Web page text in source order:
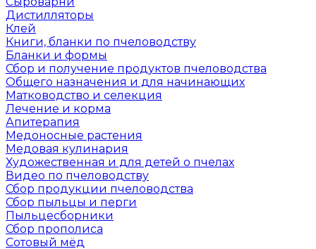
Дистилляторы
Клей
Книги, бланки по пчеловодству
Бланки и формы
Сбор и получение продуктов пчеловодства
Общего назначения и для начинающих
Матководство и селекция
Лечение и корма
Апитерапия
Медоносные растения
Медовая кулинария
Художественная и для детей о пчелах
Видео по пчеловодству
Сбор продукции пчеловодства
Сбор пыльцы и перги
Пыльцесборники
Сбор прополиса
Сотовый мёд